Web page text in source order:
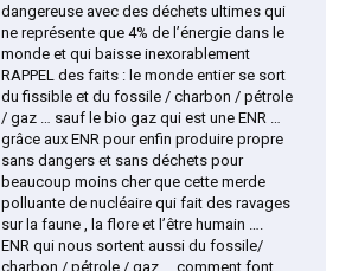
dangereuse avec des déchets ultimes qui
ne représente que 4% de l’énergie dans le
monde et qui baisse inexorablement
RAPPEL des faits : le monde entier se sort
du fissible et du fossile / charbon / pétrole
/ gaz … sauf le bio gaz qui est une ENR …
grâce aux ENR pour enfin produire propre
sans dangers et sans déchets pour
beaucoup moins cher que cette merde
polluante de nucléaire qui fait des ravages
sur la faune , la flore et l’être humain ….
ENR qui nous sortent aussi du fossile/
charbon / pétrole / gaz … comment font